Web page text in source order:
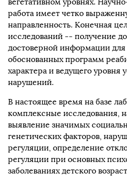
работа имеет четко
направленность. Конечная
исследований -- получение
достоверной информации для
обоснованных программ
характера и ведущего уровня
нарушений.
В настоящее время на базе
комплексные исследования,
выявление значимых
генетических факторов,
регуляции, определение
регуляции при основных
заболеваниях детского